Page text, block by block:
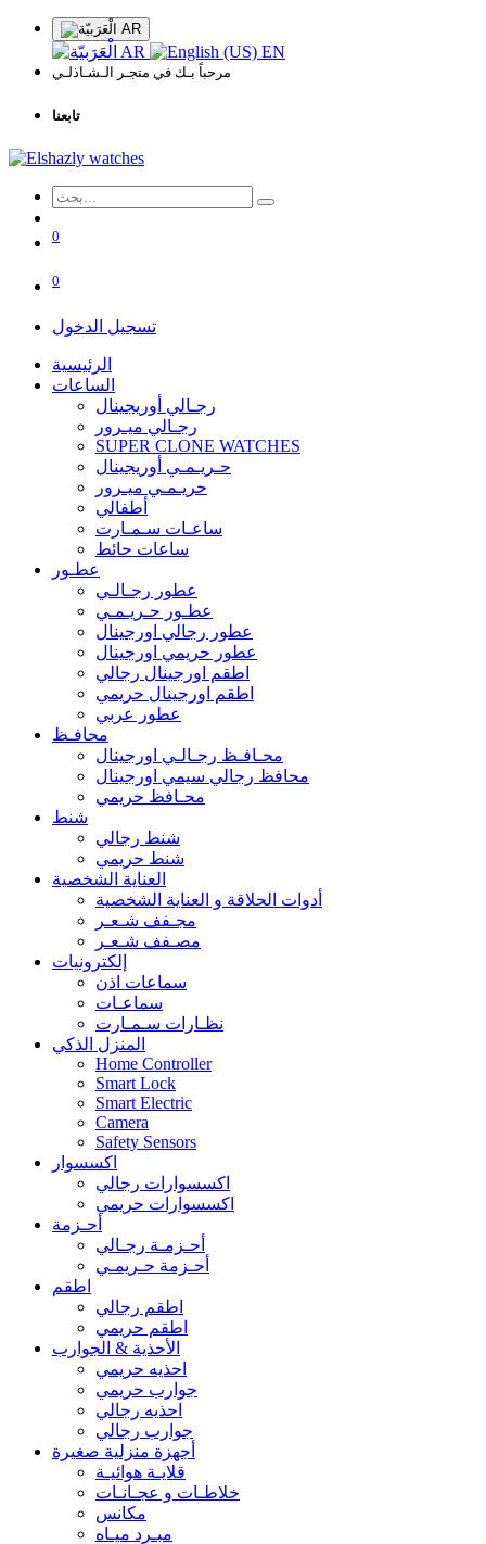
AR
AR EN
مرحباً بـك في متجـر الـشـاذلـي
تابعنا
0
0
تسجيل الدخول
الرئيسية
الساعات
رجـالي أوريجينال
رجـالي ميـرور
SUPER CLONE WATCHES
حـريـمـي أوريجينال
حريـمـي ميـرور
أطفالي
ساعـات سـمـارت
ساعات حائط
عطـور
عطور رجـالـي
عطـور حـريـمـي
عطور رجالي اورجينال
عطور حريمي اورجينال
اطقم اورجينال رجالي
اطقم اورجينال حريمي
عطور عربي
محافـظ
محـافـظ رجـالـي اورجينال
محافظ رجالي سيمي اورجينال
محـافظ حريمي
شنط
شنط رجالي
شنط حريمي
العناية الشخصية
أدوات الحلاقة و العناية الشخصية
مجـفف شـعـر
مصـفف شـعـر
إلكترونيات
سماعات اذن
سماعـات
نظـارات سـمـارت
المنزل الذكي
Home Controller
Smart Lock
Smart Electric
Camera
Safety Sensors
اكسسوار
اكسسوارات رجالي
اكسسوارات حريمي
أحـزمة
أحـزمـة رجـالي
أحـزمة حـريمـي
اطقم
اطقم رجالي
اطقم حريمي
الأحذية & الجوارب
احذيه حريمي
جوارب حريمي
احذيه رجالي
جوارب رجالي
أجهزة منزلية صغيرة
قلايـة هوائيـة
خلاطـات و عجـانـات
مكانس
مبـرد ميـاه